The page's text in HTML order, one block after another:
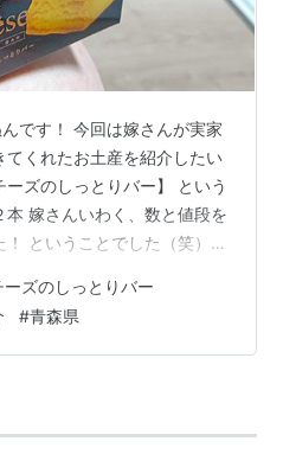
です！ 今回は嫁さんが実家
くれたお土産を紹介したい
ズのしっとりバー】 という
嫁さんいわく、数と値段を
ということでした（笑）
とは！ 思わず声を出して驚
ったので、四隅を糊付けさ
さかの開き！ これはごみ捨
） スポンサーリンク お味
ーズのしっとりバー
#青森県